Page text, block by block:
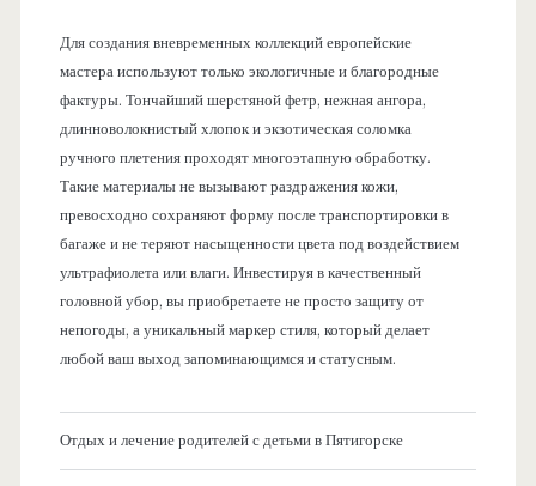
Для создания вневременных коллекций европейские
мастера используют только экологичные и благородные
фактуры. Тончайший шерстяной фетр, нежная ангора,
длинноволокнистый хлопок и экзотическая соломка
ручного плетения проходят многоэтапную обработку.
Такие материалы не вызывают раздражения кожи,
превосходно сохраняют форму после транспортировки в
багаже и не теряют насыщенности цвета под воздействием
ультрафиолета или влаги. Инвестируя в качественный
головной убор, вы приобретаете не просто защиту от
непогоды, а уникальный маркер стиля, который делает
любой ваш выход запоминающимся и статусным.
Отдых и лечение родителей с детьми в Пятигорске